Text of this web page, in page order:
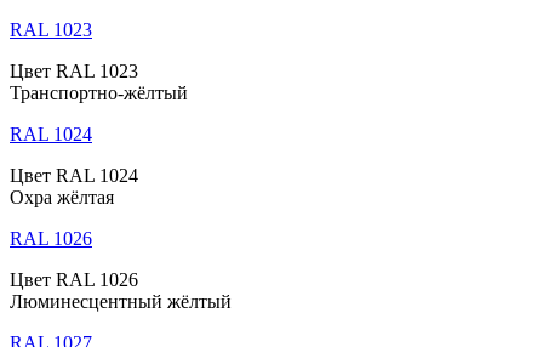
RAL 1023
Цвет RAL 1023
Транспортно-жёлтый
RAL 1024
Цвет RAL 1024
Охра жёлтая
RAL 1026
Цвет RAL 1026
Люминесцентный жёлтый
RAL 1027